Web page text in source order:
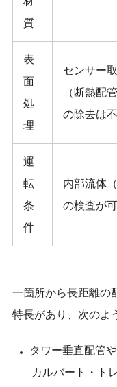
質
表
面
処
理
センサー
（断熱配
の除去は不
運
転
条
件
内部流体
の検査が
一箇所から長距離の
特長があり、次のよ
タワー垂直配管
カルバート・ト